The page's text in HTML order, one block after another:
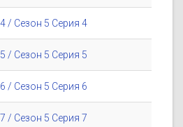
/ Сезон 5 Серия 4
/ Сезон 5 Серия 5
/ Сезон 5 Серия 6
/ Сезон 5 Серия 7